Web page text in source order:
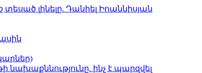
լինելը. Դանիել Իոաննիսյան
նախաքննությունը. ինչ է պարզվել